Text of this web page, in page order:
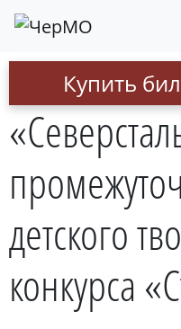
детского
конкурса
Купить